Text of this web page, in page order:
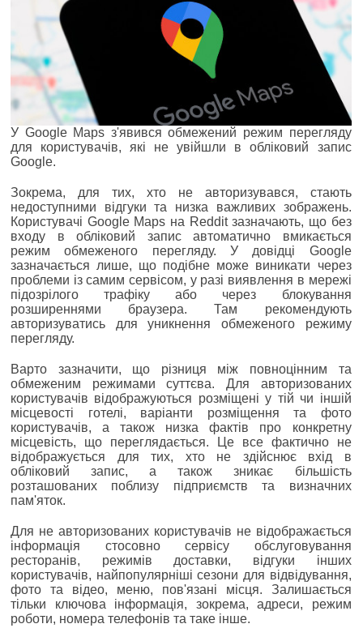
У Google Maps з'явився обмежений режим перегляду
для користувачів, які не увійшли в обліковий запис
Google.
Зокрема, для тих, хто не авторизувався, стають
недоступними відгуки та низка важливих зображень.
Користувачі Google Maps на Reddit зазначають, що без
входу в обліковий запис автоматично вмикається
режим обмеженого перегляду. У довідці Google
зазначається лише, що подібне може виникати через
проблеми із самим сервісом, у разі виявлення в мережі
підозрілого трафіку або через блокування
розширеннями браузера. Там рекомендують
авторизуватись для уникнення обмеженого режиму
перегляду.
Варто зазначити, що різниця між повноцінним та
обмеженим режимами суттєва. Для авторизованих
користувачів відображуються розміщені у тій чи іншій
місцевості готелі, варіанти розміщення та фото
користувачів, а також низка фактів про конкретну
місцевість, що переглядається. Це все фактично не
відображується для тих, хто не здійснює вхід в
обліковий запис, а також зникає більшість
розташованих поблизу підприємств та визначних
пам'яток.
Для не авторизованих користувачів не відображається
інформація стосовно сервісу обслуговування
ресторанів, режимів доставки, відгуки інших
користувачів, найпопулярніші сезони для відвідування,
фото та відео, меню, пов'язані місця. Залишається
тільки ключова інформація, зокрема, адреси, режим
роботи, номера телефонів та таке інше.